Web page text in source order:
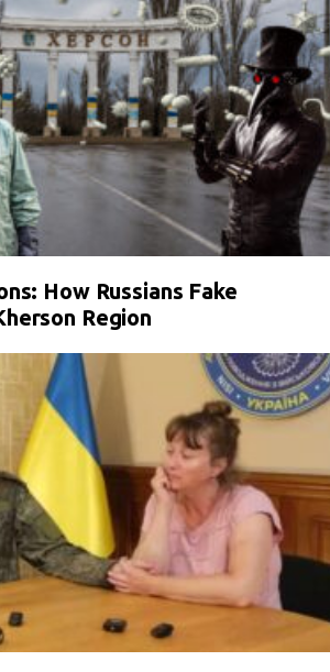
How Russians Fake
Region